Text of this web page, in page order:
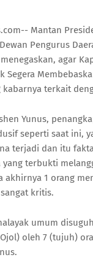
Mantan
Pengurus
agar
Segera
kabarnya terkait
Yunus,
seperti saat ini,
terjadi dan itu
terbukti
akhirnya 1 orang
kritis.
umum
oleh 7 (tujuh)